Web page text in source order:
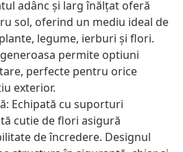
adânc și larg înălțat oferă
sol, oferind un mediu ideal de
legume, ierburi și flori.
permite optiuni
perfecte pentru orice
exterior.
Echipată cu suporturi
cutie de flori asigură
de încredere. Designul